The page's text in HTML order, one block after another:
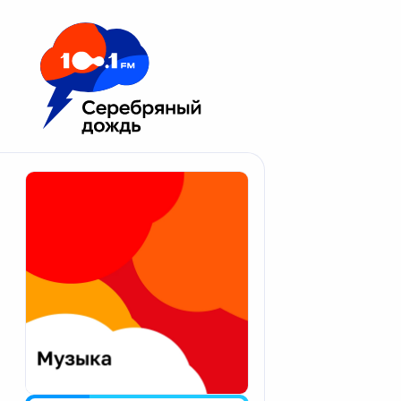
Москва 100.1 FM
Апатиты
Екатеринбург
Калининград
Калуга